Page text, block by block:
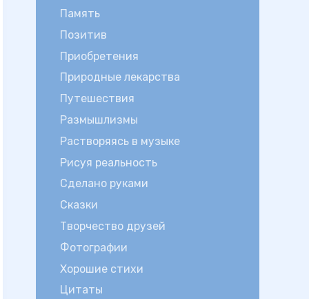
Память
Позитив
Приобретения
Природные лекарства
Путешествия
Размышлизмы
Растворяясь в музыке
Рисуя реальность
Сделано руками
Сказки
Творчество друзей
Фотографии
Хорошие стихи
Цитаты